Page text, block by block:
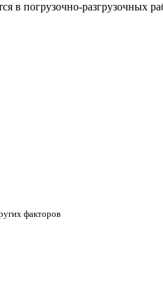
в погрузочно-разгрузочных
факторов